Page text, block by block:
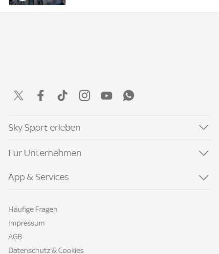
Sky Sport erleben
Für Unternehmen
App & Services
Häufige Fragen
Impressum
AGB
Datenschutz & Cookies